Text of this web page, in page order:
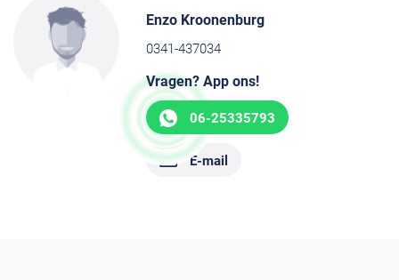
Enzo Kroonenburg
0341-437034
Vragen? App ons!
06-25335793
E-mail